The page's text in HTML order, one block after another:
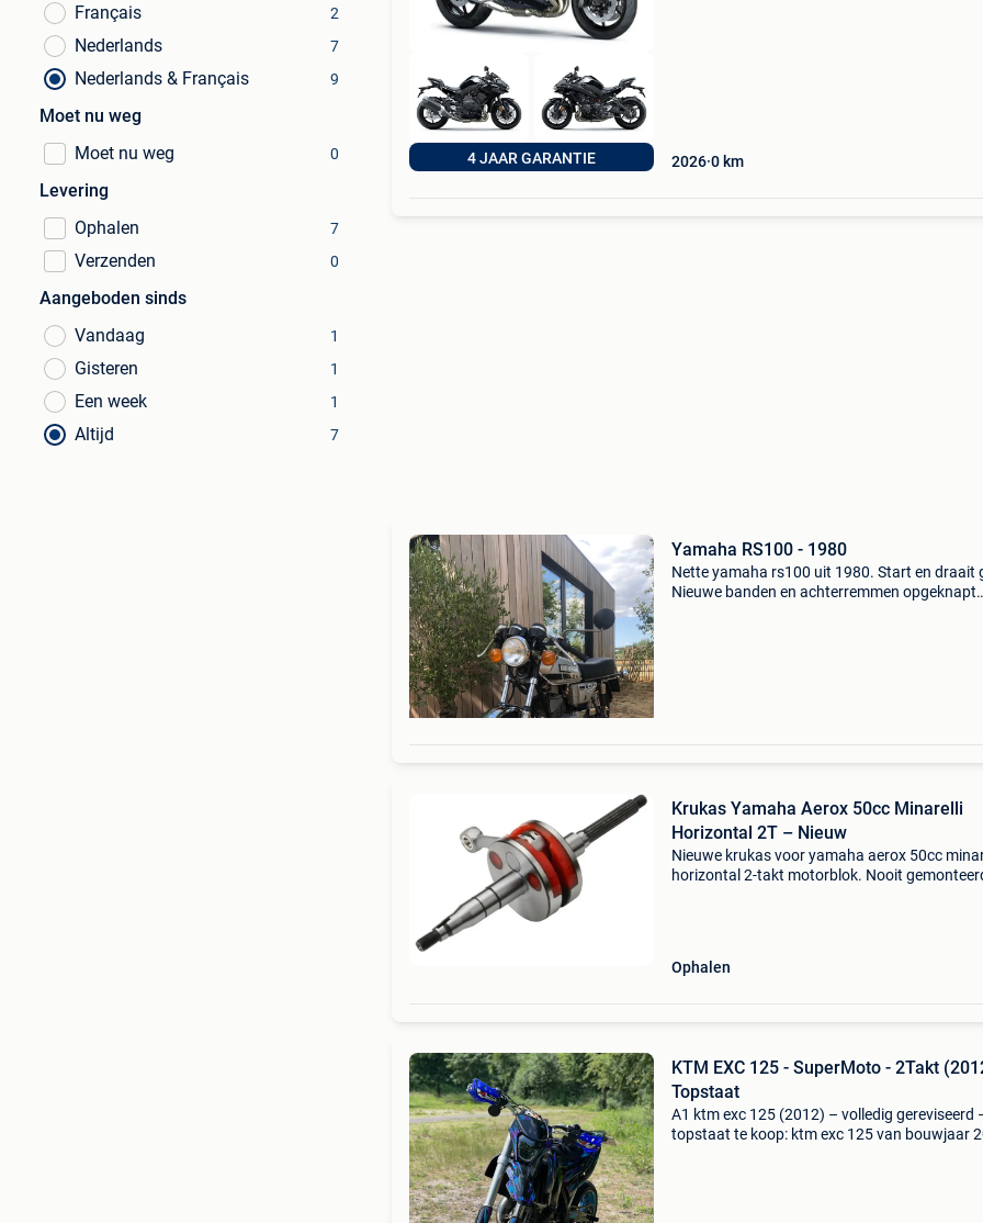
Français
2
Nederlands 7
Nederlands & Français 9
Moet nu weg
Moet nu weg
0
Levering
Ophalen
7
Verzenden 0
Aangeboden sinds
Vandaag
1
Gisteren 1
Een week 1
Altijd 7
4 JAAR GARANTIE 2026 0 km
Yamaha RS100 - 1980
Nette yamaha rs100 uit 1980. Start en draait
Nieuwe banden en achterremmen opgeknapt
Krukas Yamaha Aerox 50cc Minarelli
Horizontal 2T – Nieuw
Nieuwe krukas voor yamaha aerox 50cc
horizontal 2-takt motorblok. Nooit
Ophalen
KTM EXC 125 - SuperMoto - 2Takt
Topstaat
A1 ktm exc 125 (2012) – volledig gereviseerd
topstaat te koop: ktm exc 125 van bouwjaar